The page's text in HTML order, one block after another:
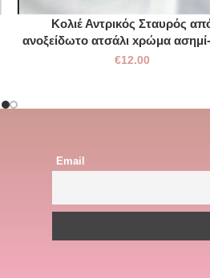
Κολιέ Αντρικός Σταυρός
ανοξείδωτο ατσάλι xρώμα
€12.00
Email